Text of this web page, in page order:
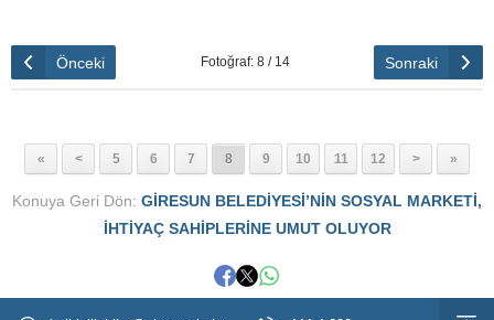
Önceki Fotoğraf: 8 / 14 Sonraki
« < 5 6 7 8 9 10 11 12 > »
Konuya Geri Dön: GİRESUN BELEDİYESİ’NİN SOSYAL MARKETİ,
İHTİYAÇ SAHİPLERİNE UMUT OLUYOR